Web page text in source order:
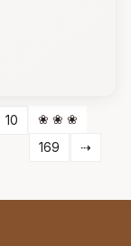
10
❀ ❀ ❀
169
⇢